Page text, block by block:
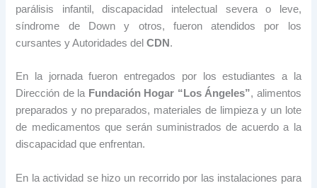
parálisis infantil, discapacidad intelectual severa o leve,
síndrome de Down y otros, fueron atendidos por los
cursantes y Autoridades delCDN .
En la jornada fueron entregados por los estudiantes a la
Dirección de la Fundación Hogar “Los Ángeles”, alimentos
preparados y no preparados, materiales de limpieza y un lote
de medicamentos que serán suministrados de acuerdo a la
discapacidad que enfrentan.
En la actividad se hizo un recorrido por las instalaciones para